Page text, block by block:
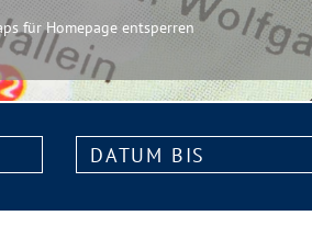
für Homepage entsperren
Datum
bis: